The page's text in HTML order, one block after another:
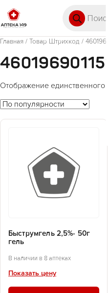
Главная / Товар Штрихкод /
Отображение единственного
Быструмгель 2,5%- 50г
гель
В наличии в 8 аптеках
Показать цену